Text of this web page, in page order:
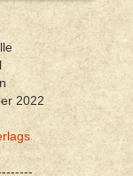
2022